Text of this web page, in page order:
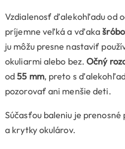
Vzdialenosť ďalekohľadu od
príjemne veľká a vďaka
ju môžu presne nastaviť
okuliarmi alebo bez.Očný
od55 mm, preto s
pozorovať ani menšie deti.
Súčasťou baleniu je
a krytky okulárov.